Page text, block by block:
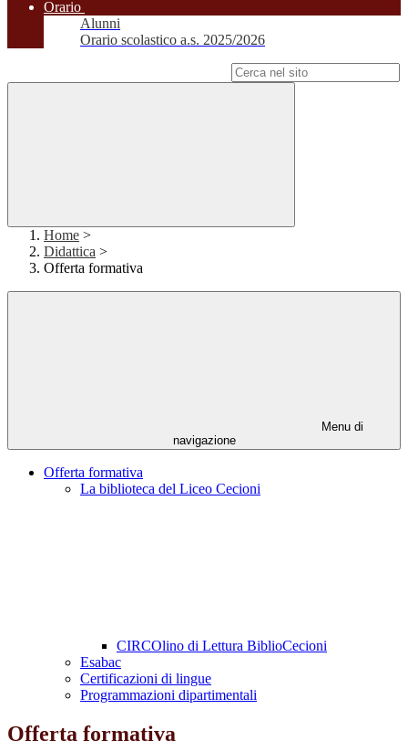
Orario
Alunni
Orario scolastico a.s. 2025/2026
Home >
Didattica >
Offerta formativa
Menu di
navigazione
Offerta formativa
La biblioteca del Liceo Cecioni
CIRCOlino di Lettura BiblioCecioni
Esabac
Certificazioni di lingue
Programmazioni dipartimentali
Offerta formativa